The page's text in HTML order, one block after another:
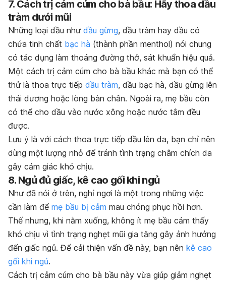
7. Cách trị cảm cúm cho bà bầu: Hãy thoa dầu
tràm dưới mũi
Những loại dầu như dầu gừng, dầu tràm hay dầu có
chứa tinh chất bạc hà (thành phần menthol) nói chung
có tác dụng làm thoáng đường thở, sát khuẩn hiệu quả.
Một cách trị cảm cúm cho bà bầu khác mà bạn có thể
thử là thoa trực tiếp dầu tràm, dầu bạc hà, dầu gừng lên
thái dương hoặc lòng bàn chân. Ngoài ra, mẹ bầu còn
có thể cho dầu vào nước xông hoặc nước tắm đều
được.
Lưu ý là với cách thoa trực tiếp dầu lên da, bạn chỉ nên
dùng một lượng nhỏ để tránh tình trạng châm chích da
gây cảm giác khó chịu.
8. Ngủ đủ giấc, kê cao gối khi ngủ
Như đã nói ở trên, nghỉ ngơi là một trong những việc
cần làm để mẹ bầu bị cảm mau chóng phục hồi hơn.
Thế nhưng, khi nằm xuống, không ít mẹ bầu cảm thấy
khó chịu vì tình trạng nghẹt mũi gia tăng gây ảnh hưởng
đến giấc ngủ. Để cải thiện vấn đề này, bạn nên kê cao
gối khi ngủ.
Cách trị cảm cúm cho bà bầu này vừa giúp giảm nghẹt